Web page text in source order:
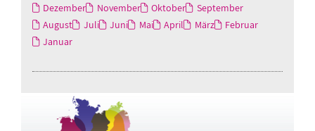
Dezember November Oktober
September
August
Juli Juni Mai April März
Februar
Januar